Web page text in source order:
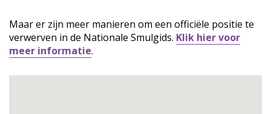
Maar er zijn meer manieren om een officiële positie te
verwerven in de Nationale Smulgids. Klik hier voor
meer informatie.